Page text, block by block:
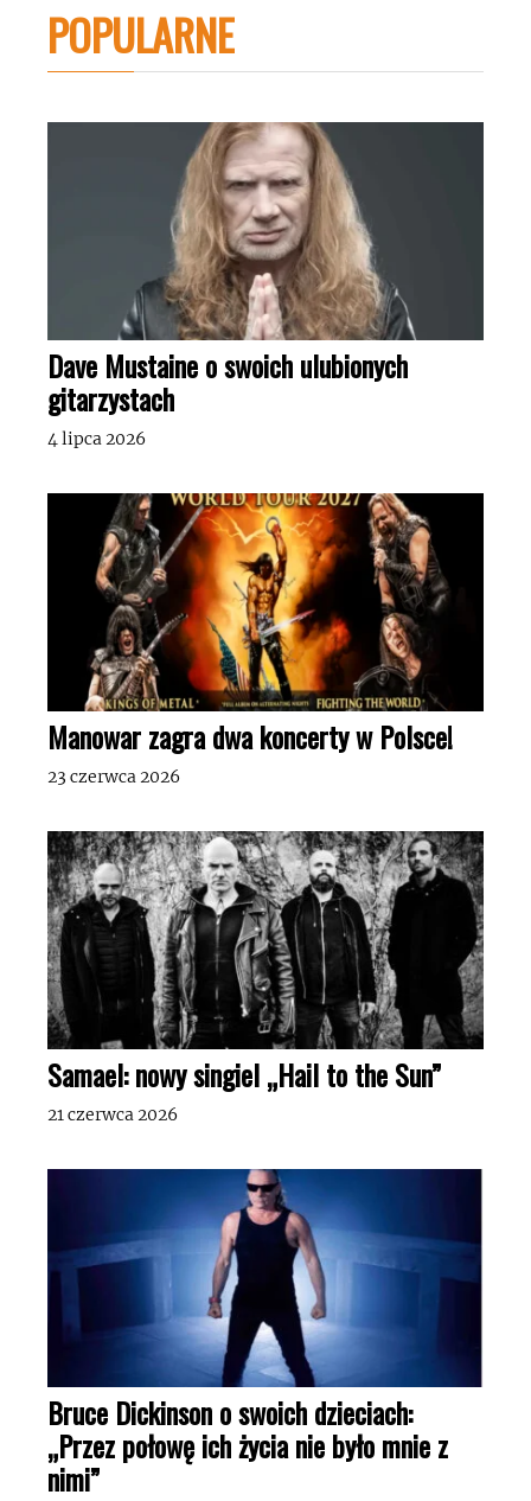
POPULARNE
Dave Mustaine o swoich ulubionych
gitarzystach
4 lipca 2026
Manowar zagra dwa koncerty w Polsce!
23 czerwca 2026
Samael: nowy singiel „Hail to the Sun”
21 czerwca 2026
Bruce Dickinson o swoich dzieciach:
„Przez połowę ich życia nie było mnie z
nimi”